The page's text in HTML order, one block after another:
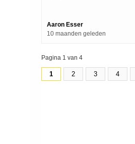
Aaron Esser
10 maanden geleden
Pagina 1 van 4
1 2 3 4